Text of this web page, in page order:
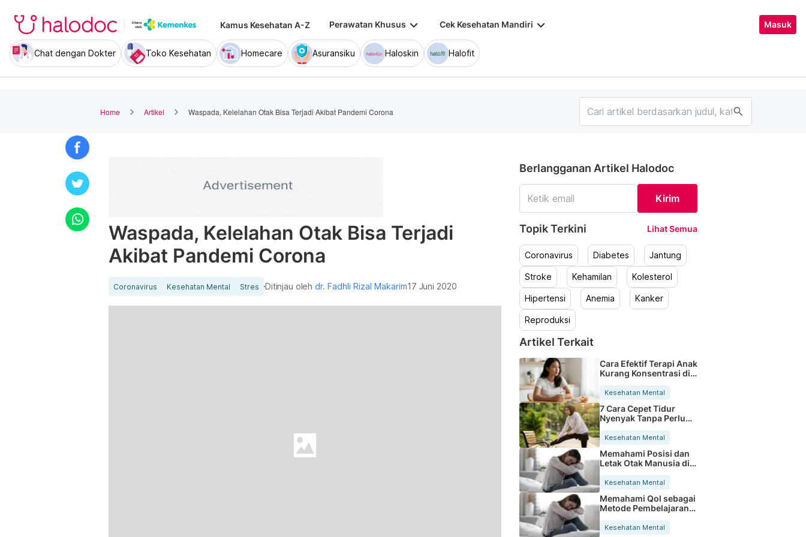
Kamus Kesehatan A-Z Perawatan Khusus keyboard_arrow_down Cek Kesehatan Mandiri keyboard_arrow_down Masuk
Chat dengan Dokter Toko Kesehatan Homecare Asuransiku Haloskin Halofit
Home Artikel Waspada, Kelelahan Otak Bisa Terjadi Akibat Pandemi Corona search
Waspada, Kelelahan Otak Bisa Terjadi
Akibat Pandemi Corona
Coronavirus Kesehatan Mental Stres Ditinjau olehdr. Fadhli Rizal Makarim17 Juni 2020
Berlangganan Artikel Halodoc
Kirim
Topik Terkini Lihat Semua
Coronavirus Diabetes Jantung
Stroke Kehamilan Kolesterol
Hipertensi Anemia Kanker
Reproduksi
Artikel Terkait
Cara Efektif Terapi Anak
Kurang Konsentrasi di
Kesehatan Mental
7 Cara Cepet Tidur
Nyenyak Tanpa Perlu
Obat Tidur
Kesehatan Mental
Memahami Posisi dan
Letak Otak Manusia di
Kesehatan Mental
Memahami Qol sebagai
Metode Pembelajaran
Kesehatan Mental